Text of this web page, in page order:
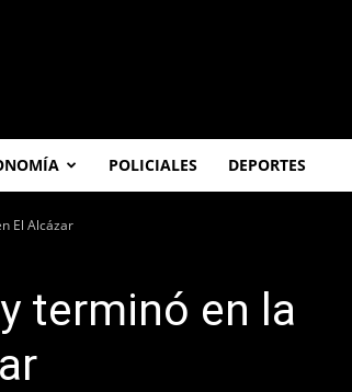
POLICIALES DEPORTES
El Alcázar
terminó en la